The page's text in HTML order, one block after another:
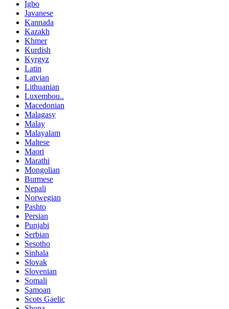
Igbo
Javanese
Kannada
Kazakh
Khmer
Kurdish
Kyrgyz
Latin
Latvian
Lithuanian
Luxembou..
Macedonian
Malagasy
Malay
Malayalam
Maltese
Maori
Marathi
Mongolian
Burmese
Nepali
Norwegian
Pashto
Persian
Punjabi
Serbian
Sesotho
Sinhala
Slovak
Slovenian
Somali
Samoan
Scots Gaelic